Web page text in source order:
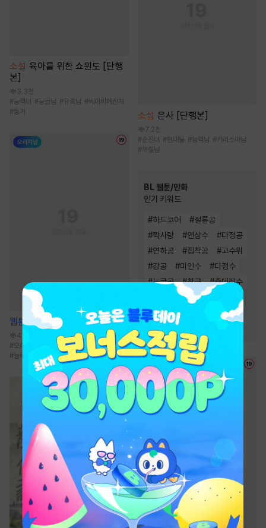
소설 육아를 위한 쇼윈도 [단행
본]
3.3천
#능력녀 #능글남 #유혹남 #베이비메신저
#동거
웹툰 사용 후 반품불가
426.1만
#오해/착각 피폐물 #연하수 #연상공
#능력공
소설 은사 [단행본]
7.2천
#순진녀 #현대물 #능력남 #카리스마남
#까칠남
BL 웹툰/만화
인기 키워드
#하드코어 #절륜공
#짝사랑 #연상수 #다정공
#연하공 #집착공 #고수위
#강공 #미인수 #다정수
#능글공 #친구 #츤데레수
#친구>연인
#현대물
#대형견공